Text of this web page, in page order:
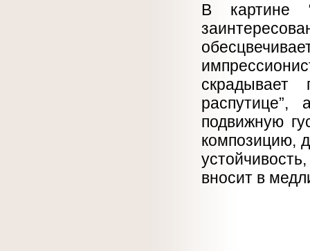
В картине
распутице”,
подвижную
композицию,
вносит в